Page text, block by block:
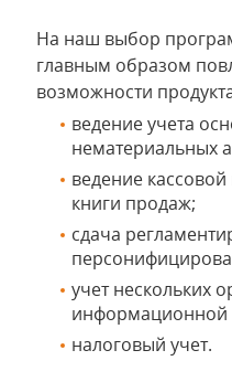
На наш выбор
главным образом
возможности
ведение учета
нематериальных
ведение
книги продаж;
сдача
учет нескольких
информационной
налоговый учет.